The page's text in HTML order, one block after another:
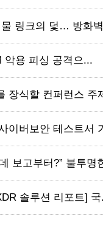
링크의 덫… 방화
악용 피싱 공격으...
장식할 컨퍼런스 주
이버보안 테스트서
보고부터?” 불투명
솔루션 리포트]